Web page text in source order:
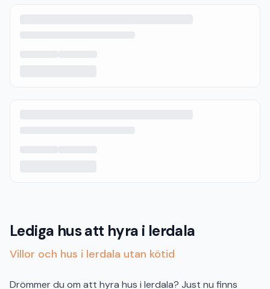
Lediga hus att hyra i lerdala
Villor och hus i lerdala utan kötid
Drömmer du om att hyra hus i lerdala? Just nu finns